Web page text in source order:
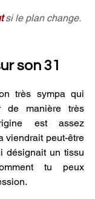
si le plan change.
son 31
très sympa qui
de manière très
est assez
viendrait peut-être
désignait un tissu
tu peux